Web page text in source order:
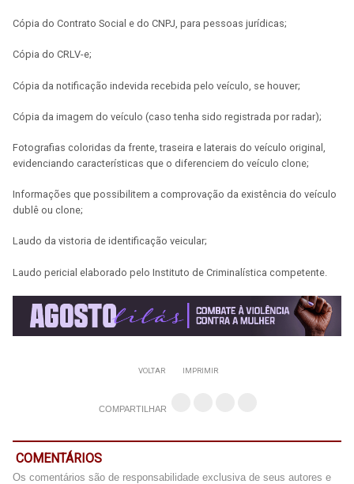
Cópia do Contrato Social e do CNPJ, para pessoas jurídicas;
Cópia do CRLV-e;
Cópia da notificação indevida recebida pelo veículo, se houver;
Cópia da imagem do veículo (caso tenha sido registrada por radar);
Fotografias coloridas da frente, traseira e laterais do veículo original,
evidenciando características que o diferenciem do veículo clone;
Informações que possibilitem a comprovação da existência do veículo
dublê ou clone;
Laudo da vistoria de identificação veicular;
Laudo pericial elaborado pelo Instituto de Criminalística competente.
VOLTAR IMPRIMIR
COMPARTILHAR
COMENTÁRIOS
Os comentários são de responsabilidade exclusiva de seus autores e